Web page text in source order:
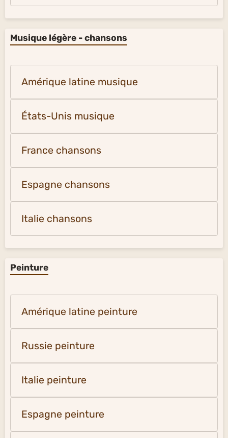
Musique légère - chansons
Amérique latine musique
États-Unis musique
France chansons
Espagne chansons
Italie chansons
Peinture
Amérique latine peinture
Russie peinture
Italie peinture
Espagne peinture